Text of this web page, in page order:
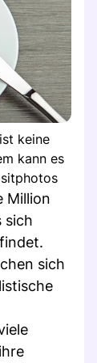
keine
kann es
Million
sich
sich